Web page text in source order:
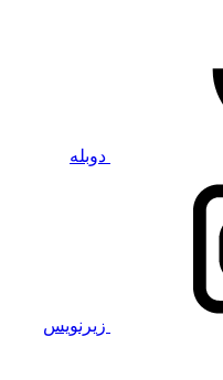
دوبله
زیرنویس